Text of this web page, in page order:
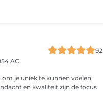
92
AC
om je uniek te kunnen voelen
en kwaliteit zijn de focus